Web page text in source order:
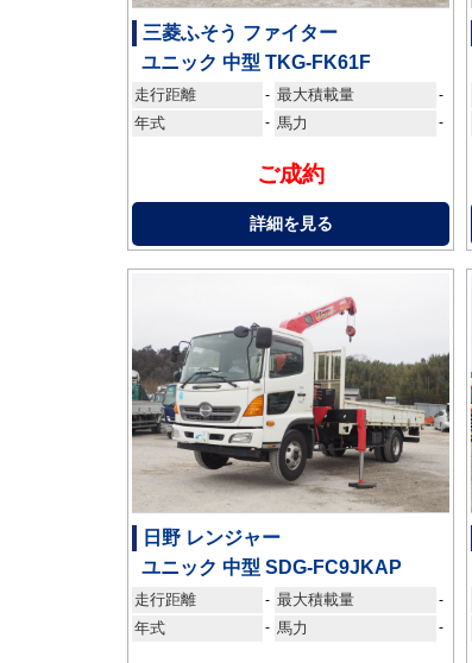
三菱ふそう ファイター
ユニック 中型 TKG-FK61F
走行距離 - 最大積載量 -
年式 - 馬力 -
ご成約
詳細を見る
日野 レンジャー
ユニック 中型 SDG-FC9JKAP
走行距離 - 最大積載量 -
年式 - 馬力 -